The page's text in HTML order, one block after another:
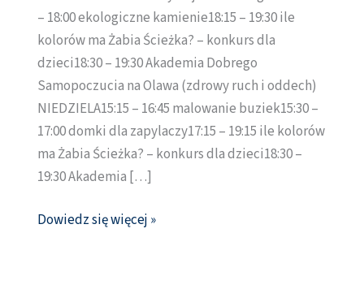
– 18:00 ekologiczne kamienie18:15 – 19:30 ile
kolorów ma Żabia Ścieżka? – konkurs dla
dzieci18:30 – 19:30 Akademia Dobrego
Samopoczucia na Olawa (zdrowy ruch i oddech)
NIEDZIELA15:15 – 16:45 malowanie buziek15:30 –
17:00 domki dla zapylaczy17:15 – 19:15 ile kolorów
ma Żabia Ścieżka? – konkurs dla dzieci18:30 –
19:30 Akademia […]
9
SIERPNIA
Dowiedz się więcej »